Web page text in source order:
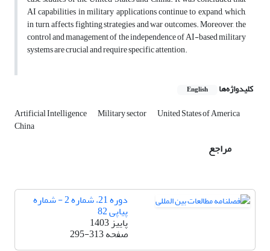
AI capabilities in military applications continue to expand, which,
in turn, affects fighting strategies and war outcomes. Moreover, the
control and management of the independence of AI-based military
systems are crucial and require specific attention.
کلیدواژه‌ها English
Artificial Intelligence Military sector United States of America
China
مراجع
دوره 21، شماره 2 - شماره
پیاپی 82
پاییز 1403
صفحه295-313